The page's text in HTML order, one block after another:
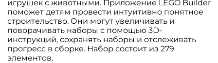
игрушек с животными. Приложение LEGO Builder
поможет детям провести интуитивно понятное
строительство. Они могут увеличивать и
поворачивать наборы с помощью 3D-
инструкций, сохранять наборы и отслеживать
прогресс в сборке. Набор состоит из 279
элементов.